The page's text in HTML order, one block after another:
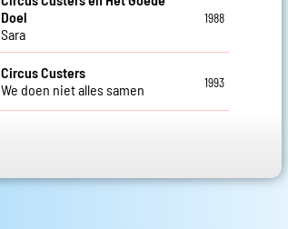
Doel
Sara
1988
Circus Custers
We doen niet alles samen
1993